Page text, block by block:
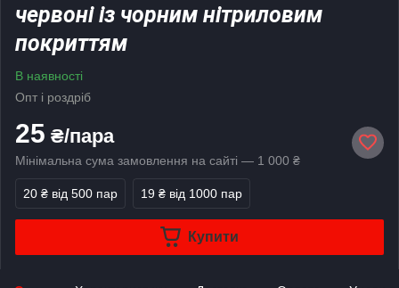
червоні із чорним нітриловим
покриттям
В наявності
Опт і роздріб
25 ₴/пара
Мінімальна сума замовлення на сайті — 1 000 ₴
20 ₴ від 500 пар 19 ₴ від 1000 пар
Купити